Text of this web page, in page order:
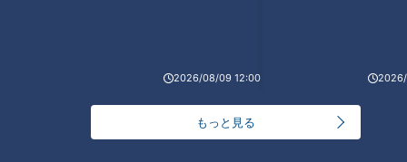
2026/08/09 12:00
もっと見る